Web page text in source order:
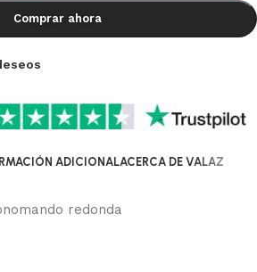
Comprar ahora
ADICIONALACERCA DE VALAZ
redonda